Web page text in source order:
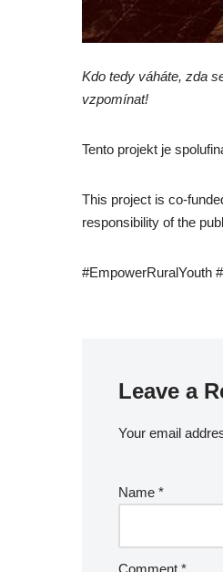
Kdo tedy váháte, zda
vzpomínat!
Tento projekt je
This project is co-
responsibility of the
#EmpowerRuralYouth
Leave a
Your email
Name *
Comment *